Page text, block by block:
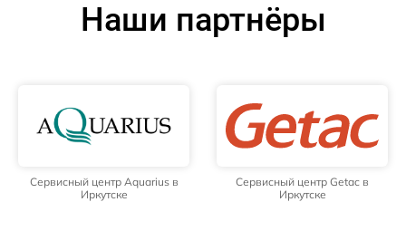
Наши партнёры
Сервисный центр Aquarius в
Иркутске
Сервисный центр Getac в
Иркутске